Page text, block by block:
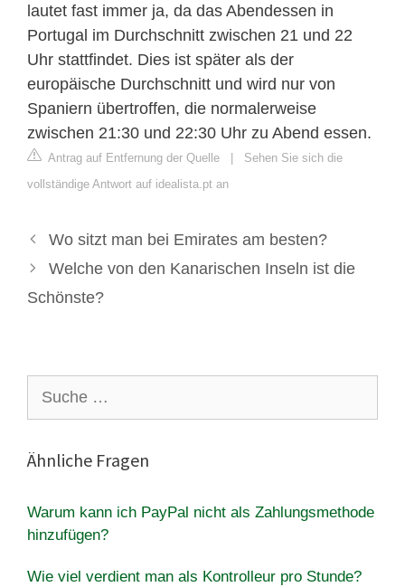
lautet fast immer ja, da das Abendessen in
Portugal im Durchschnitt zwischen 21 und 22
Uhr stattfindet. Dies ist später als der
europäische Durchschnitt und wird nur von
Spaniern übertroffen, die normalerweise
zwischen 21:30 und 22:30 Uhr zu Abend essen.
Antrag auf Entfernung der Quelle | Sehen Sie sich die
vollständige Antwort auf idealista.pt an
Wo sitzt man bei Emirates am besten?
Welche von den Kanarischen Inseln ist die
Schönste?
nach:
Ähnliche Fragen
Warum kann ich PayPal nicht als Zahlungsmethode
hinzufügen?
Wie viel verdient man als Kontrolleur pro Stunde?